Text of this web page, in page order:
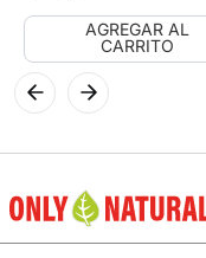
AGREGAR AL
CARRITO